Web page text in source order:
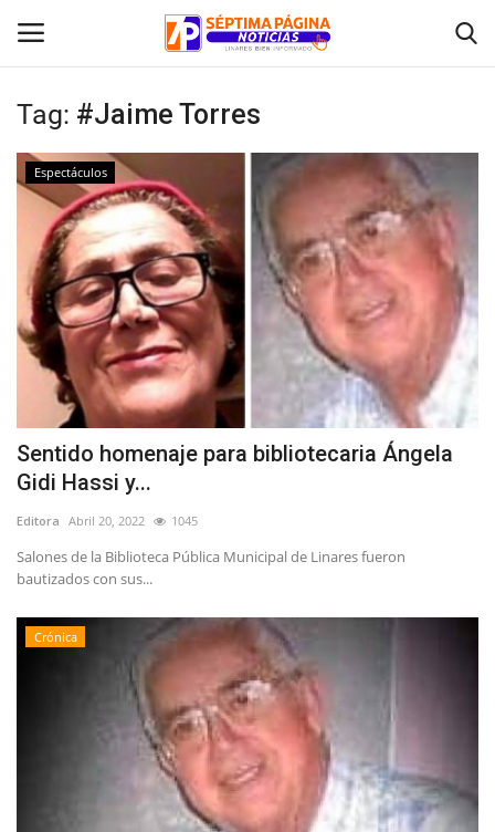
Inicio
Crónica
Policial
Tribunales
Deporte
Política
Espectáculos
Tag: #Jaime Torres
Espectáculos
Sentido homenaje para bibliotecaria Ángela
Gidi Hassi y...
Editora Abril 20, 2022 1045
Salones de la Biblioteca Pública Municipal de Linares fueron
bautizados con sus...
Crónica